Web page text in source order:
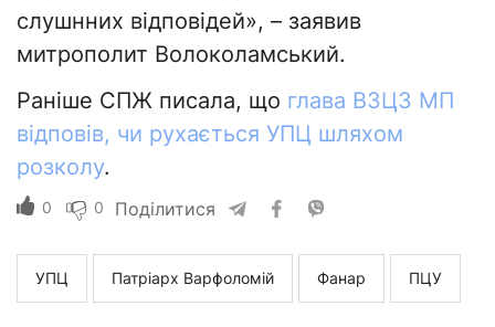
слушнних відповідей», – заявив
митрополит Волоколамський.
Раніше СПЖ писала, що глава ВЗЦЗ МП
відповів, чи рухається УПЦ шляхом
розколу.
0 0 Поділитися
УПЦ Патріарх Варфоломій Фанар ПЦУ